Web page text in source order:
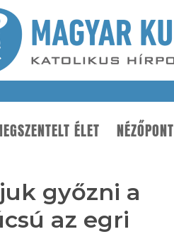
ÉLET NÉZŐPONT
győzni a
az egri